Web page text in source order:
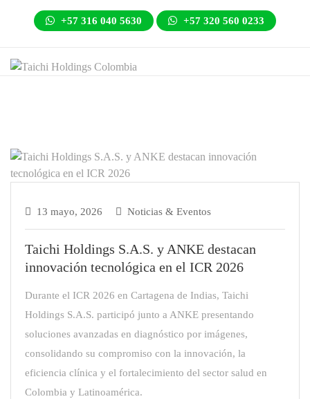
+57 316 040 5630 +57 320 560 0233
13 mayo, 2026 Noticias & Eventos
Taichi Holdings S.A.S. y ANKE destacan
innovación tecnológica en el ICR 2026
Durante el ICR 2026 en Cartagena de Indias, Taichi
Holdings S.A.S. participó junto a ANKE presentando
soluciones avanzadas en diagnóstico por imágenes,
consolidando su compromiso con la innovación, la
eficiencia clínica y el fortalecimiento del sector salud en
Colombia y Latinoamérica.